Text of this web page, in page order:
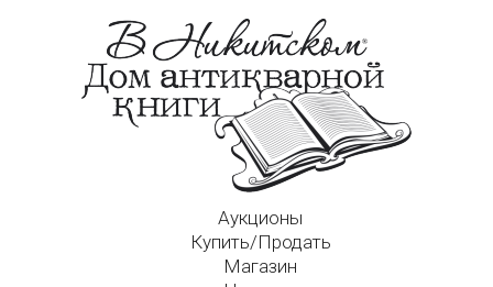
Аукционы
Купить/Продать
Магазин